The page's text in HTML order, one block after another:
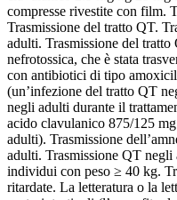
compresse rivestite con film.
Trasmissione del tratto QT.
adulti. Trasmissione del
nefrotossica, che è stata
con antibiotici di tipo
(un’infezione del tratto QT
negli adulti durante il
acido clavulanico 875/125
adulti). Trasmissione
adulti. Trasmissione QT
individui con peso ≥ 40 kg.
ritardate. La letteratura o la